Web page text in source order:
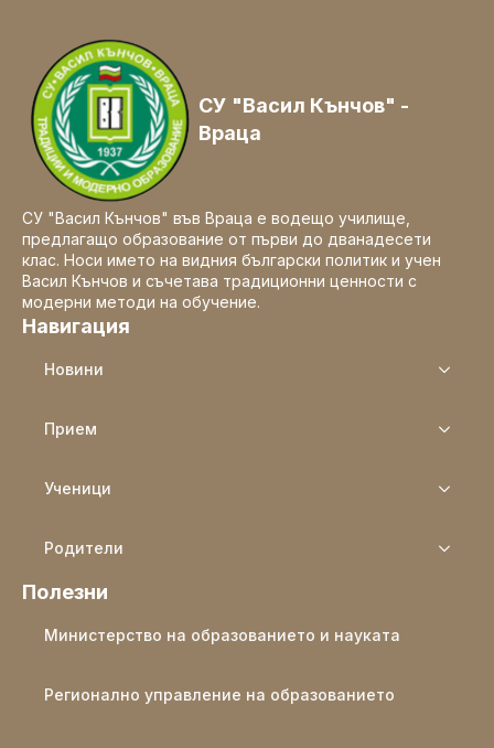
СУ "Васил Кънчов" -
Враца
СУ "Васил Кънчов" във Враца е водещо училище,
предлагащо образование от първи до дванадесети
клас. Носи името на видния български политик и учен
Васил Кънчов и съчетава традиционни ценности с
модерни методи на обучение.
Навигация
Новини
Прием
Ученици
Родители
Полезни
Министерство на образованието и науката
Регионално управление на образованието